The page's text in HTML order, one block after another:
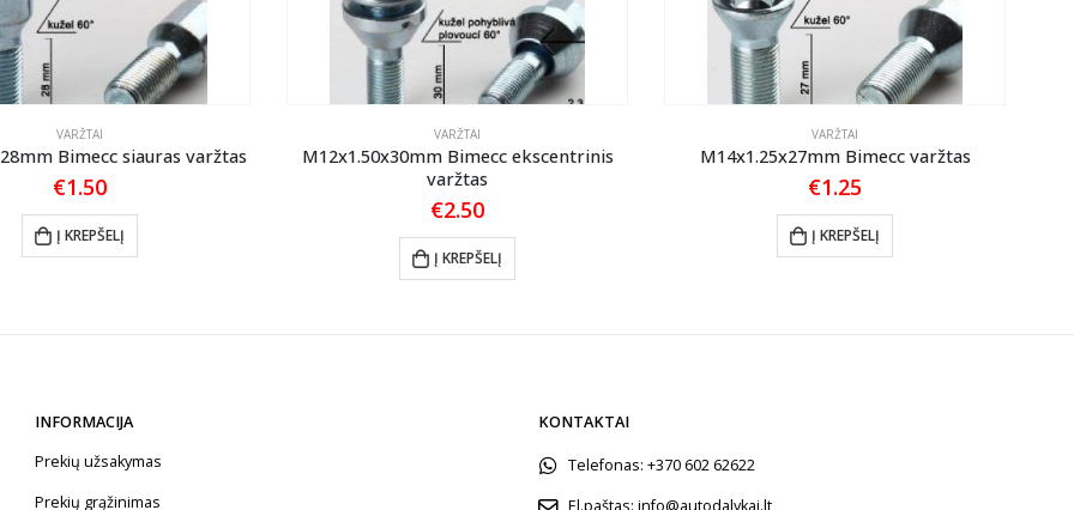
VARŽTAI
Bimecc siauras varžtas
€1.50
Į KREPŠELĮ
VARŽTAI
M12x1.50x30mm Bimecc ekscentrinis
varžtas
€2.50
Į KREPŠELĮ
VARŽTAI
M14x1.25x27mm Bimecc varžtas
€1.25
Į KREPŠELĮ
INFORMACIJA
Prekių užsakymas
Prekių grąžinimas
KONTAKTAI
Telefonas: +370 602 62622
El.paštas: info@autodalykai.lt